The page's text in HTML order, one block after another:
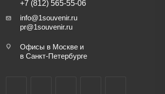
+7 (812) 565-55-06
info@1souvenir.ru
pr@1souvenir.ru
Офисы в Москве и
в Санкт-Петербурге